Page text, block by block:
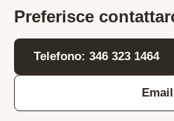
Preferisce
Telefono: 346 323 1464
Email